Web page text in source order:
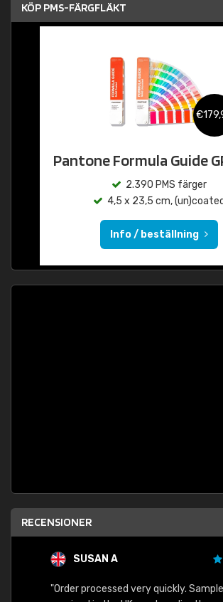
KÖP PMS-FÄRGFLÄKT
Pantone Formula Guide
2.390 PMS färger
4,5 x 23,5 cm, (un)coated
Info / beställning
RECENSIONER
SUSAN A
"Order processed very quickly.